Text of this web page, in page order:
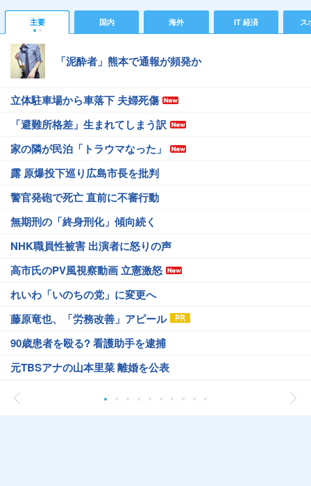
主要 国内 海外 IT 経済 ス
「泥酔者」熊本で通報が頻発か
立体駐車場から車落下 夫婦死傷
「避難所格差」生まれてしまう訳
家の隣が民泊「トラウマなった」
露 原爆投下巡り広島市長を批判
警官発砲で死亡 直前に不審行動
無期刑の「終身刑化」傾向続く
NHK職員性被害 出演者に怒りの声
高市氏のPV風視察動画 立憲激怒
れいわ「いのちの党」に変更へ
藤原竜也、「労務改善」アピール
90歳患者を殴る? 看護助手を逮捕
元TBSアナの山本里菜 離婚を公表